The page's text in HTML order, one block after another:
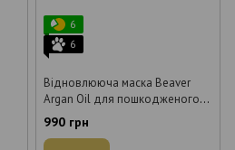
6
6
Відновлююча маска Beaver
Argan Oil для пошкодженого
волосся 250 мл
990 грн